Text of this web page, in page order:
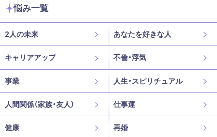
悩み一覧
2人の未来 あなたを好きな人
キャリアアップ 不倫・浮気
事業 人生・スピリチュアル
人間関係（家族・友人） 仕事運
健康 再婚